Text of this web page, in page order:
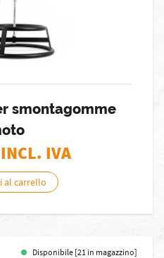
smontagomme
IVA
al carrello
Disponibile [21 in magazzino]